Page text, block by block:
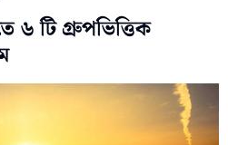
৬ টি গ্রুপভিত্তিক